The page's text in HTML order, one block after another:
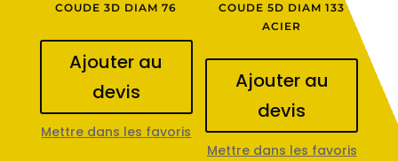
COUDE 3D DIAM 76
Ajouter au
devis
Mettre dans les favoris
COUDE 5D DIAM 133
ACIER
Ajouter au
devis
Mettre dans les favoris